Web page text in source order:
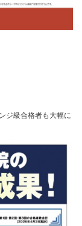
ジ級合格者も大幅に